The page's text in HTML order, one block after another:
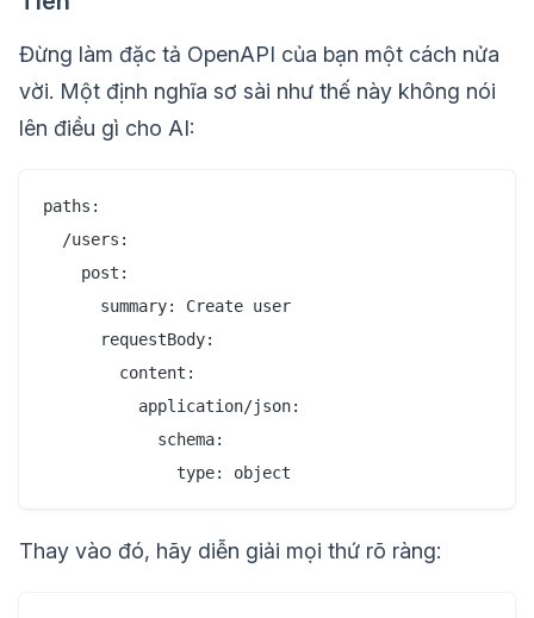
Đừng làm đặc tả OpenAPI của bạn một cách nửa
vời. Một định nghĩa sơ sài như thế này không nói
lên điều gì cho AI:
paths:
  /users:
    post:
      summary: Create user
      requestBody:
        content:
          application/json:
            schema:
Thay vào đó, hãy diễn giải mọi thứ rõ ràng: